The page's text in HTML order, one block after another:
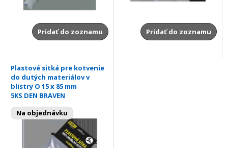
Pridať do zoznamu Pridať do zoznamu
Plastové sitká pre kotvenie
do dutých materiálov v
blistry O 15 x 85 mm
5KS DEN BRAVEN
Na objednávku